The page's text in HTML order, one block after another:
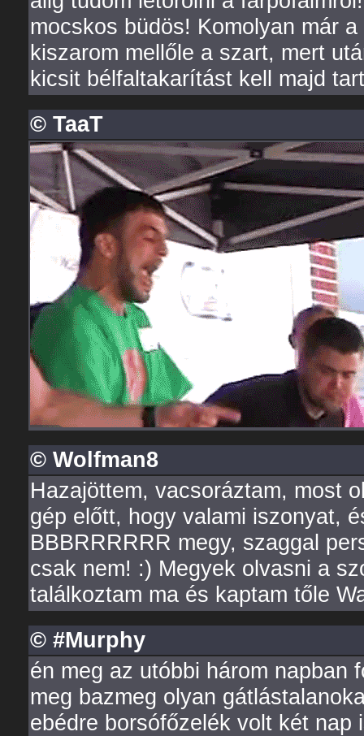
mocskos büdös! Komolyan már
kiszarom mellőle a szart, mert
kicsit bélfaltakarítást kell majd
© TaaT
© Wolfman8
Hazajöttem, vacsoráztam, most
gép előtt, hogy valami iszonyat,
BBBRRRRRR megy, szaggal
csak nem! :) Megyek olvasni a
találkoztam ma és kaptam tőle
© #Murphy
én meg az utóbbi három napban
meg bazmeg olyan
ebédre borsófőzelék volt két